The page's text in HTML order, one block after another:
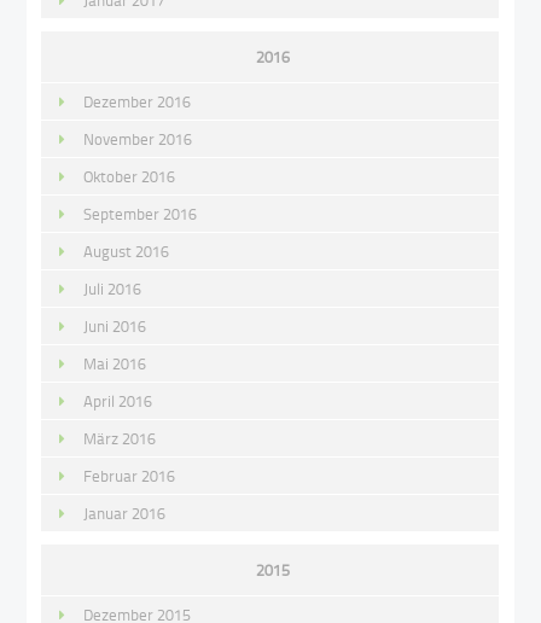
2016
Dezember 2016
November 2016
Oktober 2016
September 2016
August 2016
Juli 2016
Juni 2016
Mai 2016
April 2016
März 2016
Februar 2016
Januar 2016
2015
Dezember 2015